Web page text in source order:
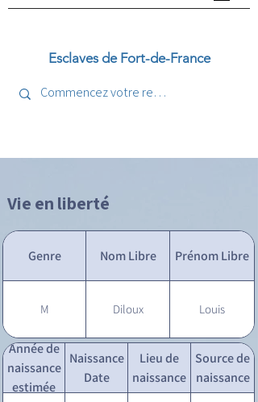
Esclaves de Fort-de-France
Vie en liberté
Genre Nom Libre Prénom Libre
M Diloux Louis
Année de
naissance
estimée
Naissance
Date
Lieu de
naissance
Source de
naissance